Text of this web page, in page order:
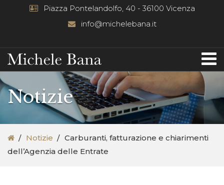
Piazza Pontelandolfo, 40 - 36100 Vicenza
info@michelebana.it
Notizie
Notizie
Carburanti, fatturazione e chiarimenti
dell’Agenzia delle Entrate